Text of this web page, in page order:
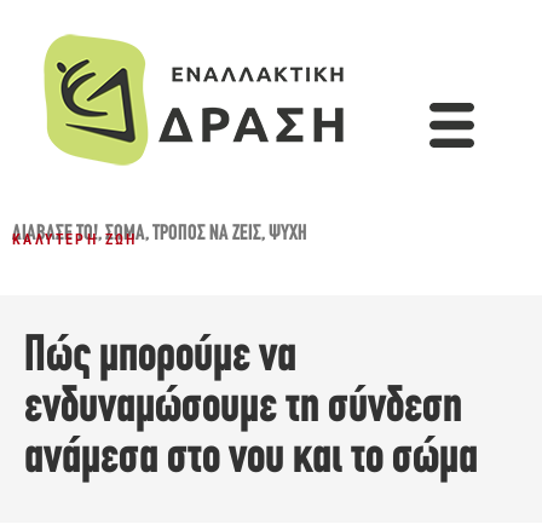
ΔΙΆΒΑΣΈ ΤΟ!,ΣΏΜΑ,ΤΡΌΠΟΣ ΝΑ ΖΕΙΣ,ΨΥΧΉ
ΚΑΛΎΤΕΡΗ ΖΩΉ
Πώς μπορούμε να
ενδυναμώσουμε τη σύνδεση
ανάμεσα στο νου και το σώμα